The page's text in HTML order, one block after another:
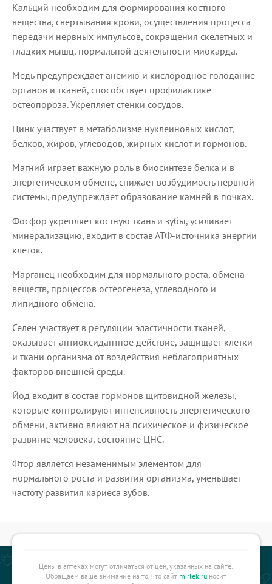
Кальций необходим для формирования костного
вещества, свертывания крови, осуществления процесса
передачи нервных импульсов, сокращения скелетных и
гладких мышц, нормальной деятельности миокарда.
Медь предупреждает анемию и кислородное голодание
органов и тканей, способствует профилактике
остеопороза. Укрепляет стенки сосудов.
Цинк участвует в метаболизме нуклеиновых кислот,
белков, жиров, углеводов, жирных кислот и гормонов.
Магний играет важную роль в биосинтезе белка и в
энергетическом обмене, снижает возбудимость нервной
системы, предупреждает образование камней в почках.
Фосфор укрепляет костную ткань и зубы, усиливает
минерализацию, входит в состав АТФ-источника энергии
клеток.
Марганец необходим для нормального роста, обмена
веществ, процессов остеогенеза, углеводного и
липидного обмена.
Селен участвует в регуляции эластичности тканей,
оказывает антиоксидантное действие, защищает клетки
и ткани организма от воздействия неблагоприятных
факторов внешней среды.
Йод входит в состав гормонов щитовидной железы,
которые контролируют интенсивность энергетического
обмени, активно влияют на психическое и физическое
развитие человека, состояние ЦНС.
Фтор является незаменимым элементом для
нормального роста и развития организма, уменьшает
частоту развития кариеса зубов.
Цены в аптеках могут отличаться от цен, указанных на сайте.
Обращаем ваше внимание на то, что сайт mirlek.ru носит